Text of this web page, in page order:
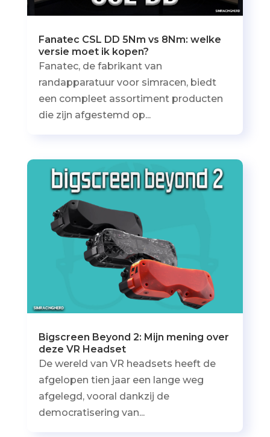
Fanatec CSL DD 5Nm vs 8Nm: welke
versie moet ik kopen?
Fanatec, de fabrikant van
randapparatuur voor simracen, biedt
een compleet assortiment producten
die zijn afgestemd op...
Bigscreen Beyond 2: Mijn mening over
deze VR Headset
De wereld van VR headsets heeft de
afgelopen tien jaar een lange weg
afgelegd, vooral dankzij de
democratisering van...